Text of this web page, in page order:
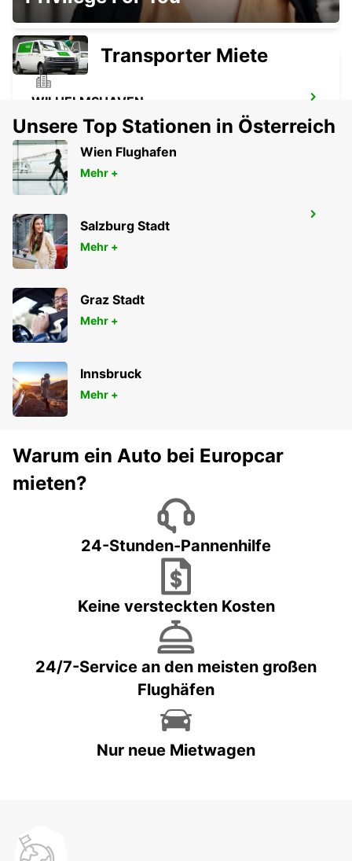
WILHELMSHAVEN
WILHELMSHAVEN - GERMANY
AURICH
AURICH - GERMANY
Transporter Miete
Unsere Top Stationen in Österreich
Wien Flughafen
Mehr +
Salzburg Stadt
Mehr +
Graz Stadt
Mehr +
Innsbruck
Mehr +
Warum ein Auto bei Europcar
mieten?
24-Stunden-Pannenhilfe
Keine versteckten Kosten
24/7-Service an den meisten großen
Flughäfen
Nur neue Mietwagen